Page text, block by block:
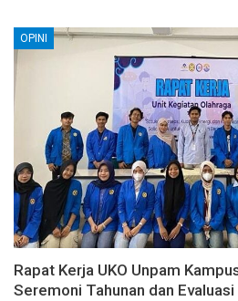
OPINI
Rapat Kerja UKO Unpam
Seremoni Tahunan dan